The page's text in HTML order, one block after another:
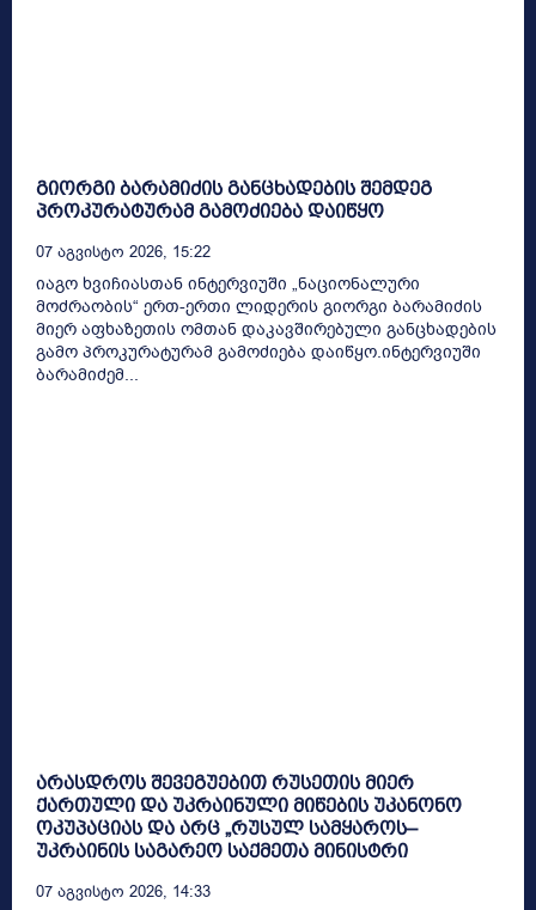
გიორგი ბარამიძის განცხადების შემდეგ
პროკურატურამ გამოძიება დაიწყო
07 Აგვისტო 2026, 15:22
იაგო ხვიჩიასთან ინტერვიუში „ნაციონალური
მოძრაობის“ ერთ-ერთი ლიდერის გიორგი ბარამიძის
მიერ აფხაზეთის ომთან დაკავშირებული განცხადების
გამო პროკურატურამ გამოძიება დაიწყო.ინტერვიუში
ბარამიძემ...
არასდროს შევეგუებით რუსეთის მიერ
ქართული და უკრაინული მიწების უკანონო
ოკუპაციას და არც „რუსულ სამყაროს–
უკრაინის საგარეო საქმეთა მინისტრი
07 Აგვისტო 2026, 14:33